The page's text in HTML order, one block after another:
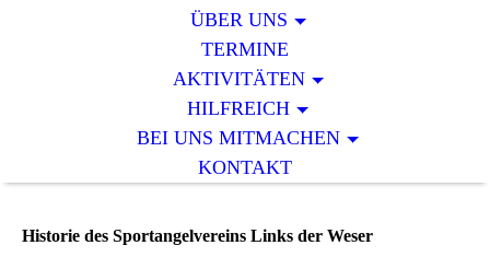
ÜBER UNS
TERMINE
AKTIVITÄTEN
HILFREICH
BEI UNS MITMACHEN
KONTAKT
Historie des Sportangelvereins Links der Weser